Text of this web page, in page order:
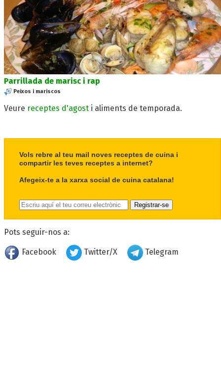
Parrillada de marisc i rap
Peixos i mariscos
Veure receptes d'agost i aliments de temporada.
Vols rebre al teu mail noves receptes de cuina i
compartir les teves receptes a internet?
Afegeix-te a la xarxa social de cuina catalana!
Pots seguir-nos a:
Facebook Twitter/X Telegram